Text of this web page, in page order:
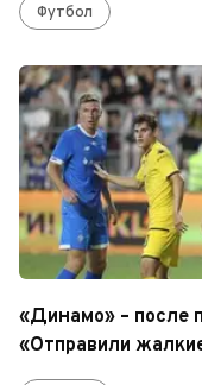
Футбол
«Динамо» – после
«Отправили